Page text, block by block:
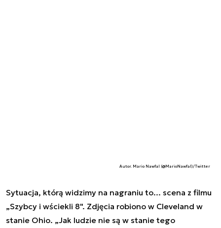
Autor. Mario Nawfal (@MarioNawfal)/Twitter
Sytuacja, którą widzimy na nagraniu to... scena z filmu
„Szybcy i wściekli 8". Zdjęcia robiono w Cleveland w
stanie Ohio. „Jak ludzie nie są w stanie tego